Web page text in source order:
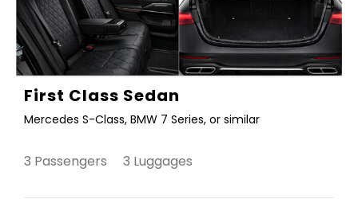
First Class Sedan
Mercedes S-Class, BMW 7 Series, or similar
3 Passengers 3 Luggages